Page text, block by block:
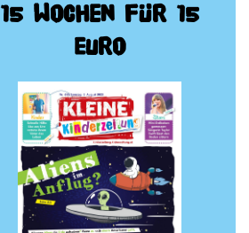
15 Wochen für 15
Euro